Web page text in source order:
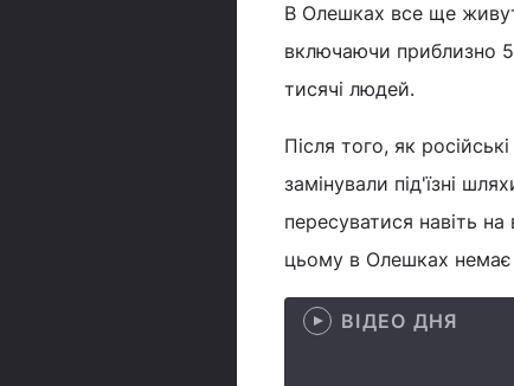
В Олешках все ще
включаючи приблизно
тисячі людей.
Після того, як
замінували під'їзні
пересуватися навіть
цьому в Олешках
ВІДЕО ДНЯ